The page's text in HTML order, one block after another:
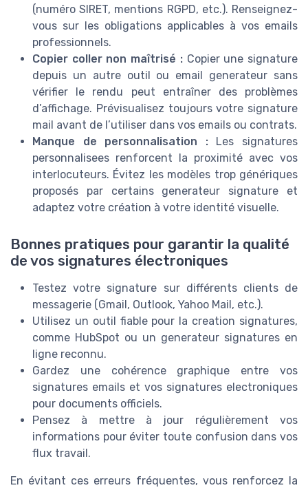
(numéro SIRET, mentions RGPD, etc.). Renseignez-
vous sur les obligations applicables à vos emails
professionnels.
Copier coller non maîtrisé :Copier une signature
depuis un autre outil ou email generateur sans
vérifier le rendu peut entraîner des problèmes
d’affichage. Prévisualisez toujours votre signature
mail avant de l’utiliser dans vos emails ou contrats.
Manque de personnalisation :Les signatures
personnalisees renforcent la proximité avec vos
interlocuteurs. Évitez les modèles trop génériques
proposés par certains generateur signature et
adaptez votre création à votre identité visuelle.
Bonnes pratiques pour garantir la qualité
de vos signatures électroniques
Testez votre signature sur différents clients de
messagerie (Gmail, Outlook, Yahoo Mail, etc.).
Utilisez un outil fiable pour la creation signatures,
comme HubSpot ou un generateur signatures en
ligne reconnu.
Gardez une cohérence graphique entre vos
signatures emails et vos signatures electroniques
pour documents officiels.
Pensez à mettre à jour régulièrement vos
informations pour éviter toute confusion dans vos
flux travail.
En évitant ces erreurs fréquentes, vous renforcez la